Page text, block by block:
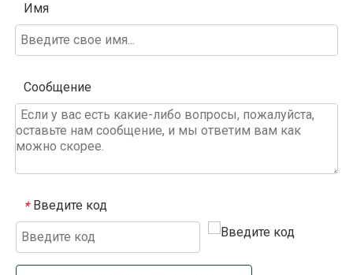
Имя
Сообщение
* Введите код